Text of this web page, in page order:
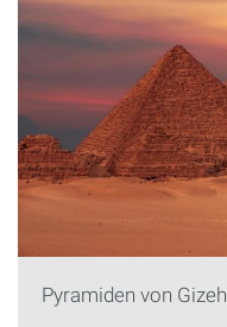
Pyramiden von Gizeh